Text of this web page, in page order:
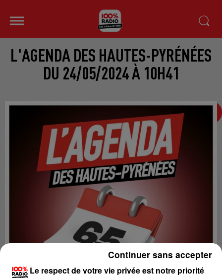
L'AGENDA DES HAUTES-PYRÉNÉES
DU 24/05/2024 À 10H41
Le respect de votre vie privée est notre priorité
Continuer sans accepter